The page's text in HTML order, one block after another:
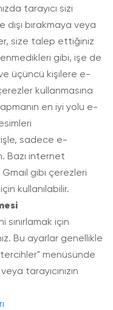
tarayıcı sizi
bırakmaya veya
size talep ettiğiniz
gibi, işe de
üçüncü kişilere e-
kullanmasına
en iyi yolu e-
sadece e-
Bazı internet
gibi çerezleri
kullanılabilir.
için
Bu ayarlar genellikle
menüsünde
tarayıcınızın